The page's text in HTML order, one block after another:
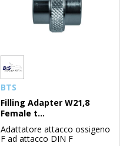
BTS
Filling Adapter W21,8
Female t...
Adattatore attacco ossigeno
F ad attacco DIN F